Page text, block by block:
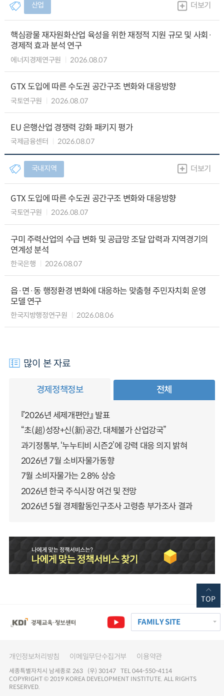
산업 더보기
핵심광물 재자원화산업 육성을 위한 재정적 지원 규모 및 사회·
경제적 효과 분석 연구
에너지경제연구원 2026.08.07
GTX 도입에 따른 수도권 공간구조 변화와 대응방향
국토연구원 2026.08.07
EU 은행산업 경쟁력 강화 패키지 평가
국제금융센터 2026.08.07
국내지역 더보기
GTX 도입에 따른 수도권 공간구조 변화와 대응방향
국토연구원 2026.08.07
구미 주력산업의 수급 변화 및 공급망 조달 압력과 지역경기의
연계성 분석
한국은행 2026.08.07
읍·면·동 행정환경 변화에 대응하는 맞춤형 주민자치회 운영
모델 연구
한국지방행정연구원 2026.08.06
많이 본 자료
경제정책정보 전체
『2026년 세제개편안』 발표
“초(超)성장+신(新)공간, 대체불가 산업강국”
과기정통부, ‘누누티비 시즌2’에 강력 대응 의지 밝혀
2026년 7월 소비자물가동향
7월 소비자물가는 2.8% 상승
2026년 한국 주식시장 여건 및 전망
2026년 5월 경제활동인구조사 고령층 부가조사 결과
FAMILY SITE
개인정보처리방침 이메일무단수집거부 이용약관
세종특별자치시 남세종로 263 (우) 30147 TEL 044-550-4114
COPYRIGHT © 2019 KOREA DEVELOPMENT INSTITUTE. ALL RIGHTS
RESERVED.
TOP